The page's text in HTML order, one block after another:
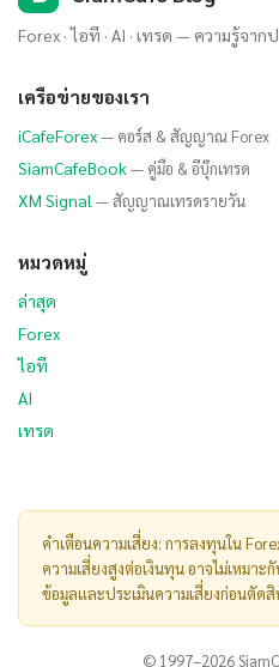
Forex · ไอที · AI · เทรด — ความรู้จ
เครือข่ายของเรา
iCafeForex— คอร์ส & สัญญาณ Forex
SiamCafeBook— คู่มือ & อีบุ๊กเทรด
XM Signal — สัญญาณเทรดรายวัน
หมวดหมู่
ล่าสุด
Forex
ไอที
AI
เทรด
คำเตือนความเสี่ยง: การลงทุนใน
ความเสี่ยงสูงต่อเงินทุน อาจไม่เหมา
ข้อมูลและประเมินความเสี่ยงก่อนตัด
© 1997–2026